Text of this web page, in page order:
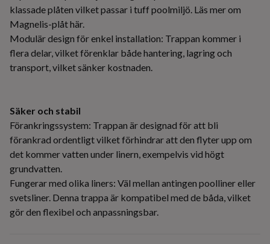
klassade plåten vilket passar i tuff poolmiljö. Läs mer om
Magnelis-plåt här.
Modulär design för enkel installation: Trappan kommer i
flera delar, vilket förenklar både hantering, lagring och
transport, vilket sänker kostnaden.
Säker och stabil
Förankringssystem: Trappan är designad för att bli
förankrad ordentligt vilket förhindrar att den flyter upp om
det kommer vatten under linern, exempelvis vid högt
grundvatten.
Fungerar med olika liners: Väl mellan antingen poolliner eller
svetsliner. Denna trappa är kompatibel med de båda, vilket
gör den flexibel och anpassningsbar.